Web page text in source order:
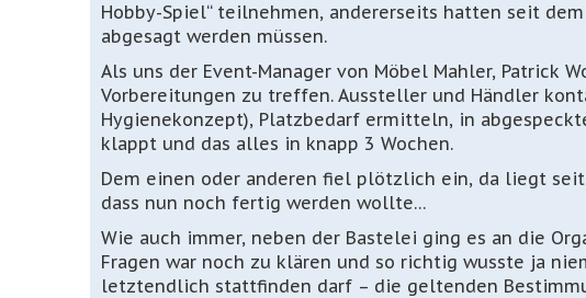
Hobby-Spiel“ teilnehmen, andererseits hatten seit
abgesagt werden müssen.
Als uns der Event-Manager von Möbel Mahler, Patrick
Vorbereitungen zu treffen. Aussteller und Händler
Hygienekonzept), Platzbedarf ermitteln, in
klappt und das alles in knapp 3 Wochen.
Dem einen oder anderen fiel plötzlich ein, da liegt
dass nun noch fertig werden wollte…
Wie auch immer, neben der Bastelei ging es an die
Fragen war noch zu klären und so richtig wusste ja
letztendlich stattfinden darf – die geltenden